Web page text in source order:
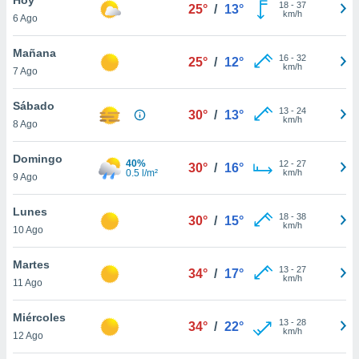
en
más
nuestra
de
cookies
aceptar
6 Ago
25° / 13° 18- 37
km/h
Mañana
7 Ago
25° / 12° 16- 32
km/h
Sábado
8 Ago
30° / 13° 13- 24
km/h
Domingo
9 Ago
40%
0.5 l/m²
30° / 16° 12- 27
km/h
Lunes
10 Ago
30° / 15° 18- 38
km/h
Martes
11 Ago
34° / 17° 13- 27
km/h
Miércoles
12 Ago
34° / 22° 13- 28
km/h